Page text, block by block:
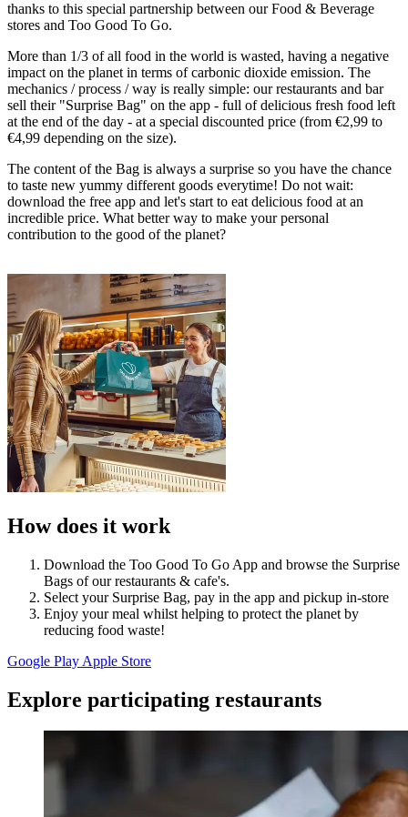
thanks to this special partnership between our Food & Beverage
stores and Too Good To Go.
More than 1/3 of all food in the world is wasted, having a negative
impact on the planet in terms of carbonic dioxide emission. The
mechanics / process / way is really simple: our restaurants and bar
sell their "Surprise Bag" on the app - full of delicious fresh food left
at the end of the day - at a special discounted price (from €2,99 to
€4,99 depending on the size).
The content of the Bag is always a surprise so you have the chance
to taste new yummy different goods everytime! Do not wait:
download the free app and let's start to eat delicious food at an
incredible price. What better way to make your personal
contribution to the good of the planet?
How does it work
Download the Too Good To Go App and browse the Surprise
Bags of our restaurants & cafe's.
Select your Surprise Bag, pay in the app and pickup in-store
Enjoy your meal whilst helping to protect the planet by
reducing food waste!
Google Play Apple Store
Explore participating restaurants